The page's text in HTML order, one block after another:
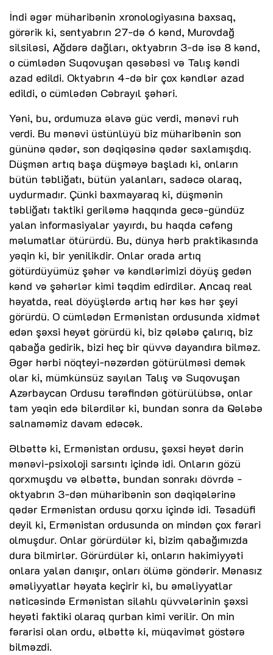
İndi əgər müharibənin xronologiyasına baxsaq,
görərik ki, sentyabrın 27-də 6 kənd, Murovdağ
silsiləsi, Ağdərə dağları, oktyabrın 3-də isə 8 kənd,
o cümlədən Suqovuşan qəsəbəsi və Talış kəndi
azad edildi. Oktyabrın 4-də bir çox kəndlər azad
edildi, o cümlədən Cəbrayıl şəhəri.
Yəni, bu, ordumuza əlavə güc verdi, mənəvi ruh
verdi. Bu mənəvi üstünlüyü biz müharibənin son
gününə qədər, son dəqiqəsinə qədər saxlamışdıq.
Düşmən artıq başa düşməyə başladı ki, onların
bütün təbliğatı, bütün yalanları, sadəcə olaraq,
uydurmadır. Çünki baxmayaraq ki, düşmənin
təbliğatı taktiki geriləmə haqqında gecə-gündüz
yalan informasiyalar yayırdı, bu haqda cəfəng
məlumatlar ötürürdü. Bu, dünya hərb praktikasında
yəqin ki, bir yenilikdir. Onlar orada artıq
götürdüyümüz şəhər və kəndlərimizi döyüş gedən
kənd və şəhərlər kimi təqdim edirdilər. Ancaq real
həyatda, real döyüşlərdə artıq hər kəs hər şeyi
görürdü. O cümlədən Ermənistan ordusunda xidmət
edən şəxsi heyət görürdü ki, biz qələbə çalırıq, biz
qabağa gedirik, bizi heç bir qüvvə dayandıra bilməz.
Əgər hərbi nöqteyi-nəzərdən götürülməsi demək
olar ki, mümkünsüz sayılan Talış və Suqovuşan
Azərbaycan Ordusu tərəfindən götürülübsə, onlar
tam yəqin edə bilərdilər ki, bundan sonra da Qələbə
salnaməmiz davam edəcək.
Əlbəttə ki, Ermənistan ordusu, şəxsi heyət dərin
mənəvi-psixoloji sarsıntı içində idi. Onların gözü
qorxmuşdu və əlbəttə, bundan sonrakı dövrdə -
oktyabrın 3-dən müharibənin son dəqiqələrinə
qədər Ermənistan ordusu qorxu içində idi. Təsadüfi
deyil ki, Ermənistan ordusunda on mindən çox fərari
olmuşdur. Onlar görürdülər ki, bizim qabağımızda
dura bilmirlər. Görürdülər ki, onların hakimiyyəti
onlara yalan danışır, onları ölümə göndərir. Mənasız
əməliyyatlar həyata keçirir ki, bu əməliyyatlar
nəticəsində Ermənistan silahlı qüvvələrinin şəxsi
heyəti faktiki olaraq qurban kimi verilir. On min
fərarisi olan ordu, əlbəttə ki, müqavimət göstərə
bilməzdi.